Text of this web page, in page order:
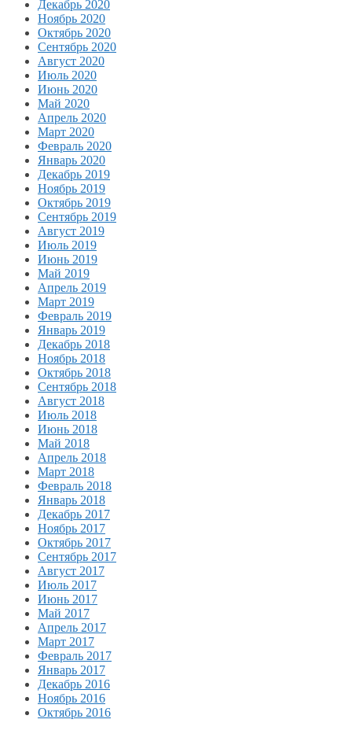
Декабрь 2020
Ноябрь 2020
Октябрь 2020
Сентябрь 2020
Август 2020
Июль 2020
Июнь 2020
Май 2020
Апрель 2020
Март 2020
Февраль 2020
Январь 2020
Декабрь 2019
Ноябрь 2019
Октябрь 2019
Сентябрь 2019
Август 2019
Июль 2019
Июнь 2019
Май 2019
Апрель 2019
Март 2019
Февраль 2019
Январь 2019
Декабрь 2018
Ноябрь 2018
Октябрь 2018
Сентябрь 2018
Август 2018
Июль 2018
Июнь 2018
Май 2018
Апрель 2018
Март 2018
Февраль 2018
Январь 2018
Декабрь 2017
Ноябрь 2017
Октябрь 2017
Сентябрь 2017
Август 2017
Июль 2017
Июнь 2017
Май 2017
Апрель 2017
Март 2017
Февраль 2017
Январь 2017
Декабрь 2016
Ноябрь 2016
Октябрь 2016